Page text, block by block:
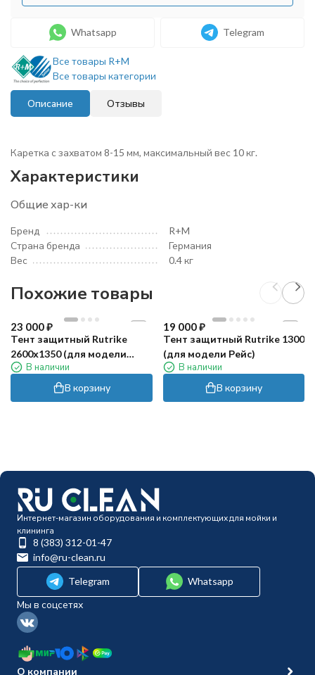
Whatsapp Telegram
Все товары R+M
Все товары категории
Описание Отзывы
Каретка с захватом 8-15 мм, максимальный вес 10 кг.
Характеристики
Общие хар-ки
Бренд
R+M
Страна бренда
Германия
Вес
0.4 кг
Похожие товары
23 000₽
Тент защитный Rutrike
2600х1350 (для модели
Фактор)
В наличии
В корзину
19 000₽
Тент защитный Rutrike 1300
(для модели Рейс)
В наличии
В корзину
Интернет-магазин оборудования и комплектующих для мойки и
клининга
8 (383) 312-01-47
info@ru-clean.ru
Telegram
Whatsapp
Мы в соцсетях
О компании